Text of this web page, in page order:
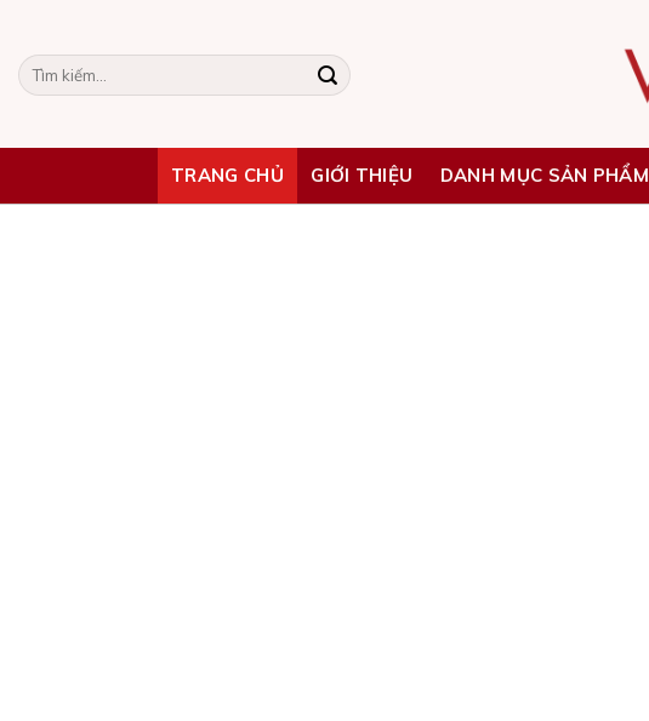
content
Tìm
kiếm:
TRANG CHỦ GIỚI THIỆU DANH MỤC SẢN PHẨM